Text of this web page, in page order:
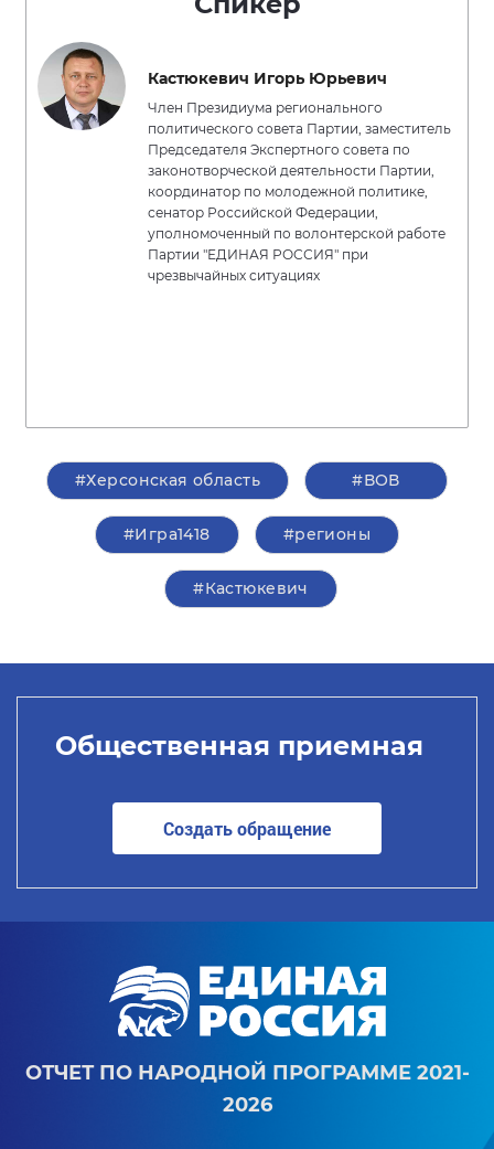
Кастюкевич Игорь Юрьевич
Член Президиума регионального
политического совета Партии, заместитель
Председателя Экспертного совета по
законотворческой деятельности Партии,
координатор по молодежной политике,
сенатор Российской Федерации,
уполномоченный по волонтерской работе
Партии "ЕДИНАЯ РОССИЯ" при
чрезвычайных ситуациях
#Херсонская область #ВОВ
#Игра1418 #регионы
#Кастюкевич
Общественная приемная
Создать обращение
ОТЧЕТ ПО НАРОДНОЙ ПРОГРАММЕ 2021-
2026